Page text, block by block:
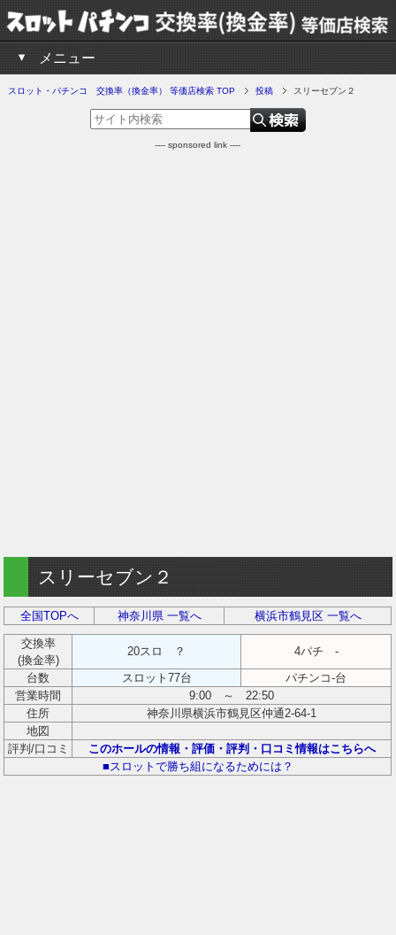
メニュー
スロット・パチンコ 交換率（換金率） 等価店検索 TOP 投稿 スリーセブン２
---- sponsored link ----
スリーセブン２
全国TOPへ 神奈川県 一覧へ 横浜市鶴見区 一覧へ
交換率
(換金率)
20スロ ？
4パチ -
台数
スロット77台
パチンコ-台
営業時間
9:00 ～ 22:50
住所
神奈川県横浜市鶴見区仲通2-64-1
地図
評判/口コミ
このホールの情報・評価・評判・口コミ情報はこちらへ
■スロットで勝ち組になるためには？